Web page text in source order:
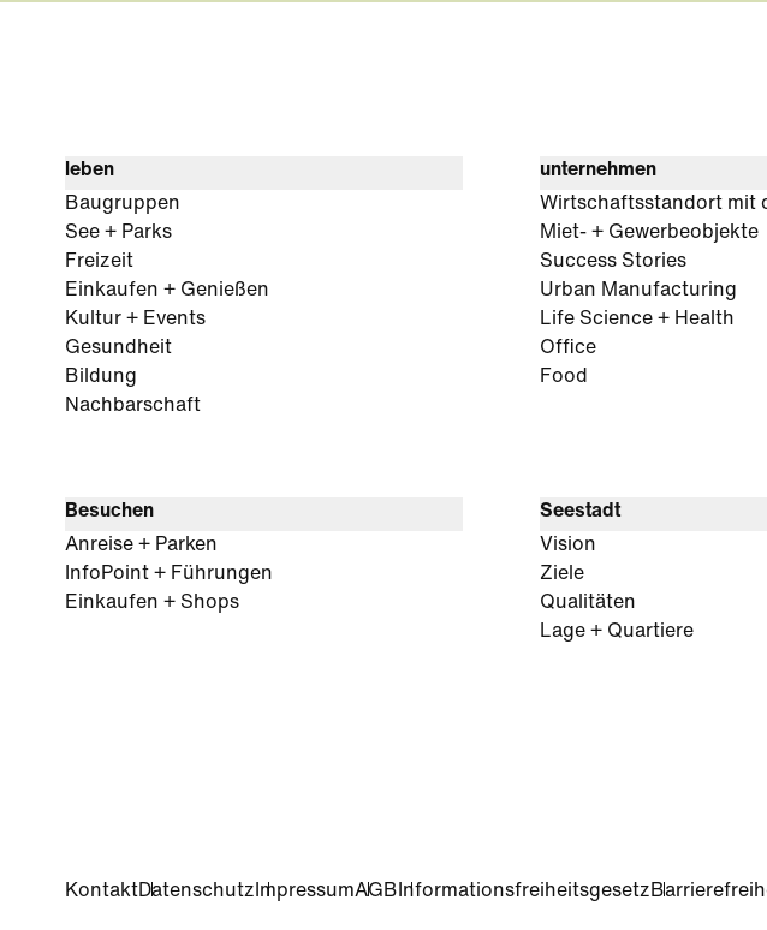
leben
Baugruppen
See + Parks
Freizeit
Einkaufen + Genießen
Kultur + Events
Gesundheit
Bildung
Nachbarschaft
unternehmen
Wirtschaftsstandort mit
Miet- + Gewerbeobjekte
Success Stories
Urban Manufacturing
Life Science + Health
Office
Food
Besuchen
Anreise + Parken
InfoPoint + Führungen
Einkaufen + Shops
Seestadt
Vision
Ziele
Qualitäten
Lage + Quartiere
KontaktDatenschutz ImpressumAGB Informationsfreiheitsgesetz